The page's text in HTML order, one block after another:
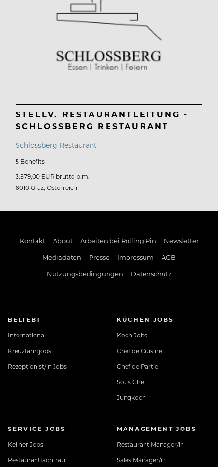
STELLV. RESTAURANTLEITUNG -
SCHLOSSBERG RESTAURANT
Schlossberg Restaurant
5 Benefits
3.579,00 EUR brutto p.m.
8010 Graz, Österreich
Kontakt About Arbeiten bei Rolling Pin
Newsletter
Mediadaten
Presse Impressum
AGB
Nutzungsbedingungen
Datenschutz
BELIEBT
International
Kreuzfahrtjobs
Rezeptionist/in Jobs
KÜCHEN JOBS
Koch Jobs
Chef de Cuisine
Chef de Partie
Sous Chef
Jungkoch
SERVICE JOBS
Kellner Jobs
Restaurantfachfrau
MANAGEMENT JOBS
Restaurant Manager/in
Sales Manager/in